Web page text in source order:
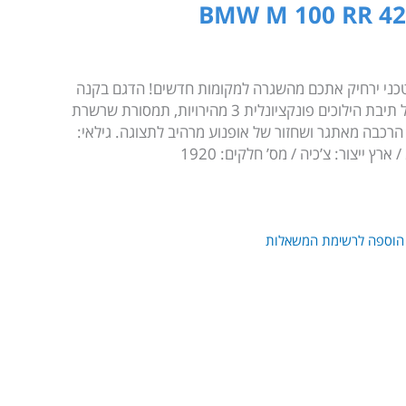
אופנוע הב.מ.וו. M 1000 RR של לגו טכני‎ ירחיק אתכם מהשגרה למקומות חדשים! הדגם בקנה
מידה 1:5 עמוס בפרטים אותנטיים כולל תיבת הילוכים פונקציונלית 3 מהירויות, תמסורת שרשרת
הרכבה מאתגר ושחזור של אופנוע מרהיב לתצוגה. גילאי:
הוספה לרשימת המשאלות